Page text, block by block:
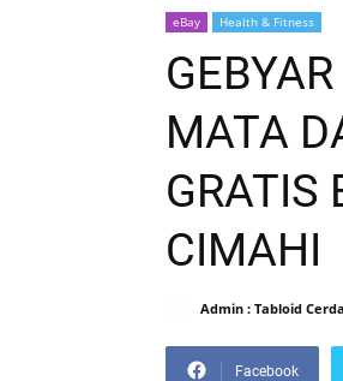
eBay Health & Fitness
MATA
GRATIS
CIMAHI
Admin : Tabloid
Facebook